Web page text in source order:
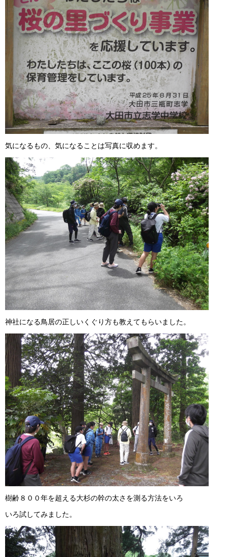
気になるもの、気になることは写真に収めます。
神社になる鳥居の正しいくぐり方も教えてもらいました。
樹齢８００年を超える大杉の幹の太さを測る方法をいろ
いろ試してみました。